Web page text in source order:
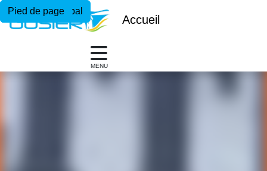
Menu principal
Contenu principal
Pied de page
Accueil
MENU